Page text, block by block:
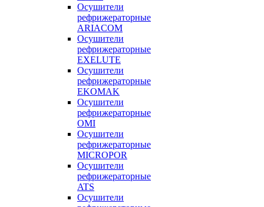
Осушители
рефрижераторные
ARIACOM
Осушители
рефрижераторные
EXELUTE
Осушители
рефрижераторные
EKOMAK
Осушители
рефрижераторные
OMI
Осушители
рефрижераторные
MICROPOR
Осушители
рефрижераторные
ATS
Осушители